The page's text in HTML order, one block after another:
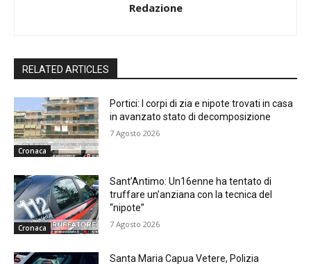
Redazione
RELATED ARTICLES
Cronaca
Portici: I corpi di zia e nipote trovati in casa
in avanzato stato di decomposizione
7 Agosto 2026
Cronaca
Sant’Antimo: Un16enne ha tentato di
truffare un’anziana con la tecnica del
“nipote”
7 Agosto 2026
Santa Maria Capua Vetere, Polizia